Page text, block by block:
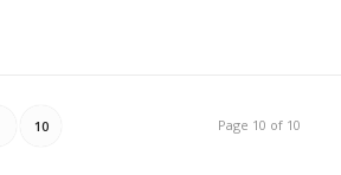
Page 10 of 10
10